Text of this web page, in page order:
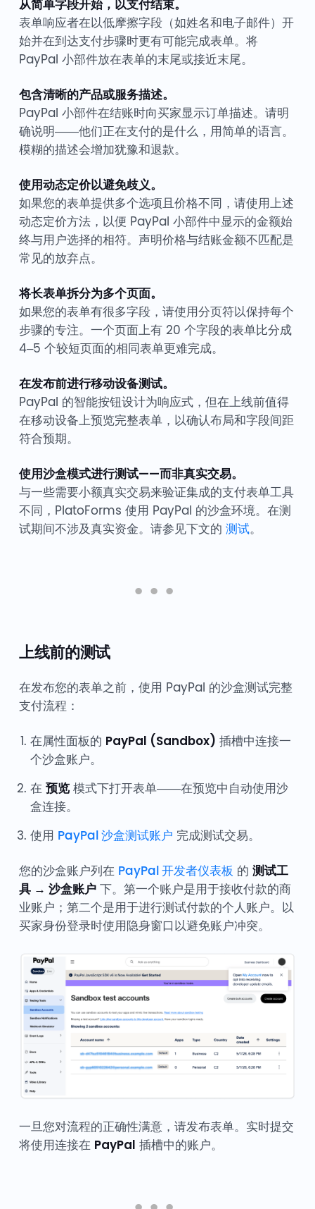
从简单字段开始，以支付结束。
表单响应者在以低摩擦字段（如姓名和电子邮件）开
始并在到达支付步骤时更有可能完成表单。将
PayPal 小部件放在表单的末尾或接近末尾。
包含清晰的产品或服务描述。
PayPal 小部件在结账时向买家显示订单描述。请明
确说明——他们正在支付的是什么，用简单的语言。
模糊的描述会增加犹豫和退款。
使用动态定价以避免歧义。
如果您的表单提供多个选项且价格不同，请使用上述
动态定价方法，以便 PayPal 小部件中显示的金额始
终与用户选择的相符。声明价格与结账金额不匹配是
常见的放弃点。
将长表单拆分为多个页面。
如果您的表单有很多字段，请使用分页符以保持每个
步骤的专注。一个页面上有 20 个字段的表单比分成
4–5 个较短页面的相同表单更难完成。
在发布前进行移动设备测试。
PayPal 的智能按钮设计为响应式，但在上线前值得
在移动设备上预览完整表单，以确认布局和字段间距
符合预期。
使用沙盒模式进行测试——而非真实交易。
与一些需要小额真实交易来验证集成的支付表单工具
不同，PlatoForms 使用 PayPal 的沙盒环境。在测
试期间不涉及真实资金。请参见下文的 测试。
上线前的测试
在发布您的表单之前，使用 PayPal 的沙盒测试完整
支付流程：
在属性面板的 PayPal (Sandbox) 插槽中连接一
个沙盒账户。
在 预览模式下打开表单——在预览中自动使用沙
盒连接。
使用 PayPal 沙盒测试账户 完成测试交易。
您的沙盒账户列在 PayPal 开发者仪表板 的 测试工
具 → 沙盒账户下。第一个账户是用于接收付款的商
业账户；第二个是用于进行测试付款的个人账户。以
买家身份登录时使用隐身窗口以避免账户冲突。
一旦您对流程的正确性满意，请发布表单。实时提交
将使用连接在 PayPal 插槽中的账户。